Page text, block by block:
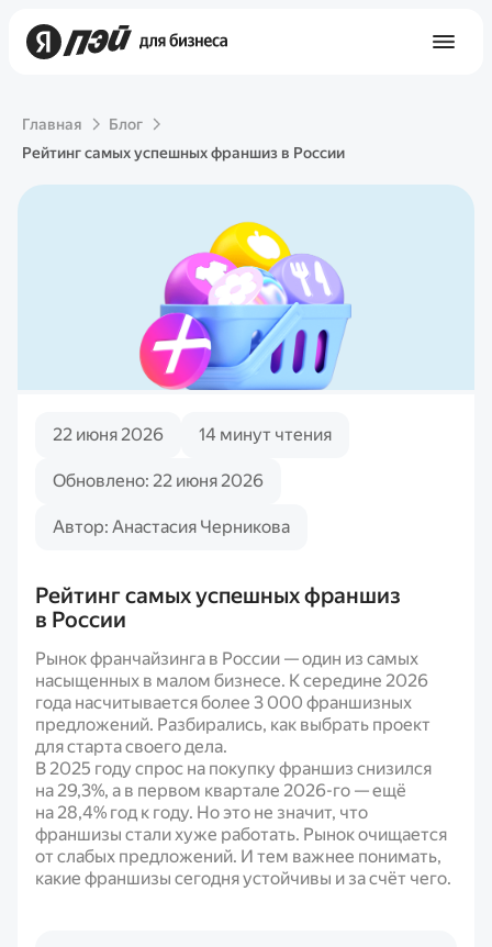
Главная
Блог
Рейтинг самых успешных франшиз в России
22 июня 2026 14 минут чтения
Обновлено: 22 июня 2026
Автор: Анастасия Черникова
Рейтинг самых успешных франшиз
в России
Рынок франчайзинга в России — один из самых
насыщенных в малом бизнесе. К середине 2026
года насчитывается более 3 000 франшизных
предложений. Разбирались, как выбрать проект
для старта своего дела.
В 2025 году спрос на покупку франшиз снизился
на 29,3%, а в первом квартале 2026-го — ещё
на 28,4% год к году. Но это не значит, что
франшизы стали хуже работать. Рынок очищается
от слабых предложений. И тем важнее понимать,
какие франшизы сегодня устойчивы и за счёт чего.